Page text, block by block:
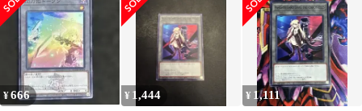
40枚
¥666 ¥ 1,444 ¥ 1,111